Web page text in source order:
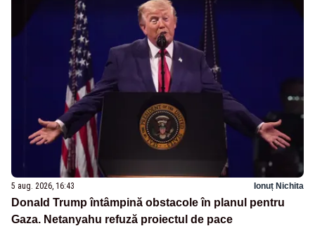
5 aug. 2026, 16:43 Ionuț Nichita
Donald Trump întâmpină obstacole în planul pentru
Gaza. Netanyahu refuză proiectul de pace